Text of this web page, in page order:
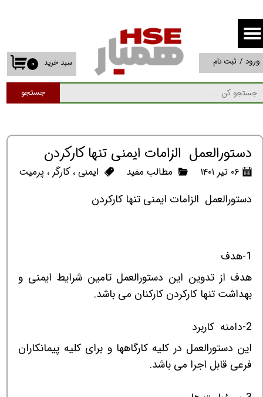
جستجو
۰ سبد خرید ورود / ثبت نام
حساب کاربری من
تغییر گذر واژه
سفارشات
دستورالعمل الزامات ایمنی تنها کارکردن
۰۶ تیر ۱۴۰۱ مطالب مفید ایمنی، کارگر ، پرمیت
دستورالعمل الزامات ایمنی تنها کارکردن
1-هدف
هدف از تدوین این دستورالعمل تامین شرایط ایمنی و
بهداشت تنها کارکردن کارکنان می باشد.
2-دامنه كاربرد
اين دستورالعمل در کلیه کارگاهها و برای کلیه پیمانکاران
فرعی قابل اجرا می باشد.